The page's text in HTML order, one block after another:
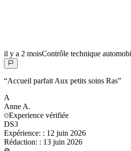
il y a 2 moisContrôle technique
“Accueil parfait Aux petits soins Ras”
A
Anne A.
Experience vérifiée
DS3
Expérience: : 12 juin 2026
Rédaction: : 13 juin 2026